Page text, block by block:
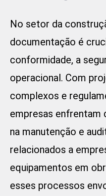
No setor da
documentação é
conformidade, a
operacional. Com
complexos e
empresas enfrentam
na manutenção e
relacionados a
equipamentos em
esses processos